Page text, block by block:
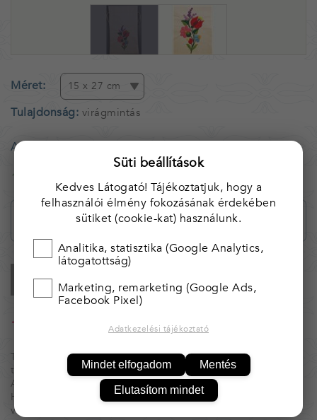
Méret 15 x 27 cm
Tulajdonság virágmintás
Azonnal raktárról
1 990 Ft
KOSÁRBA
* Magyarország területén.
Tárgyaink egyedi, kézzel készített alkotások, ezért nincs két
teljesen egyforma.
Amennyiben több darab van raktáron, azt jelezzük.
Ha valamelyik tárgyból többet igényelnél, kérjük, vedd fel
velünk a kapcsolatot.
Süti beállítások
Kedves Látogató! Tájékoztatjuk, hogy a
felhasználói élmény fokozásának érdekében
sütiket (cookie-kat) használunk.
Analitika, statisztika (Google Analytics,
látogatottság)
Marketing, remarketing (Google Ads,
Facebook Pixel)
Adatkezelési tájékoztató
Mindet elfogadom Mentés
Elutasítom mindet